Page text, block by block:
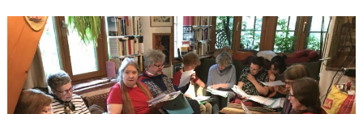
ARTISTS
PARTNERS
ANGEBOTE